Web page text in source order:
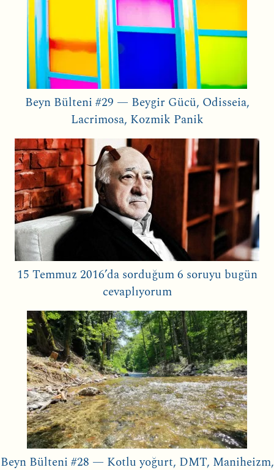
Beyn Bülteni #29 — Beygir Gücü, Odisseia,
Lacrimosa, Kozmik Panik
15 Temmuz 2016’da sorduğum 6 soruyu bugün
cevaplıyorum
Beyn Bülteni #28 — Kotlu yoğurt, DMT, Maniheizm,